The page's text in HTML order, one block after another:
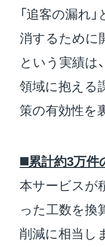
「追客の漏れ
消するために
という実績は
領域に抱える
策の有効性を
◼️累計約3万件
本サービスが
った工数を換
削減に相当し